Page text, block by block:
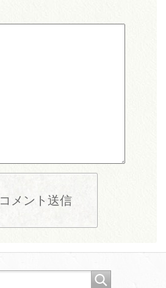
コメント送信